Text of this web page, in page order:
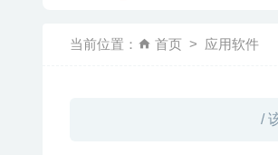
当前位置： 首页 应用软件
/